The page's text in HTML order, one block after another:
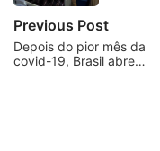
Previous Post
Depois do pior mês da
covid-19, Brasil abre…